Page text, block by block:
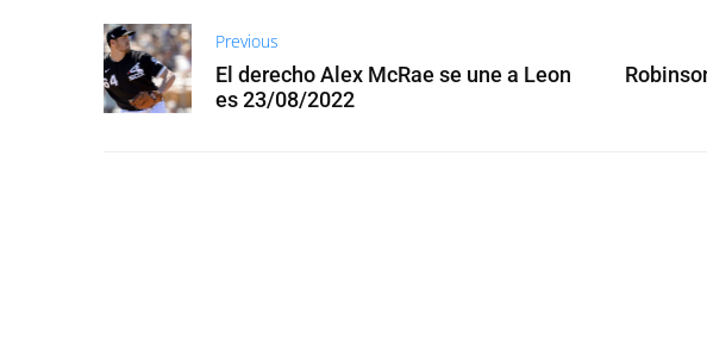
Previous
El derecho Alex McRae se une a Leon
es 23/08/2022